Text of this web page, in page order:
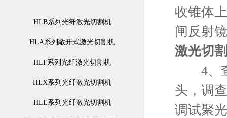
HLB系列光纤激光切割机
HLA系列敞开式激光切割机
HLF系列光纤激光切割机
HLX系列光纤激光切割机
HLE系列光纤激光切割机
收锥体
闸反射
激光切
4、查
头，调
调试聚